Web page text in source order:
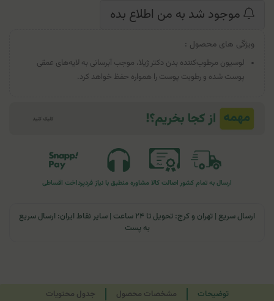
موجود شد به من اطلاع بده
ویژگی های محصول :
لوسیون مرطوب‌کننده بدن دکتر ژیلا، موجب آبرسانی به لایه‌های عمقی
پوست شده و رطوبت پوست را همواره حفظ خواهد کرد.
ارسال به تمام کشوراصالت کالا مشاوره منطبق با نیاز فردپرداخت اقساطی
ارسال سریع | تهران و کرج: تحویل تا ۲۴ ساعت | سایر نقاط ایران: ارسال سریع
به پست
توضیحات مشخصات محصول جدول محتویات